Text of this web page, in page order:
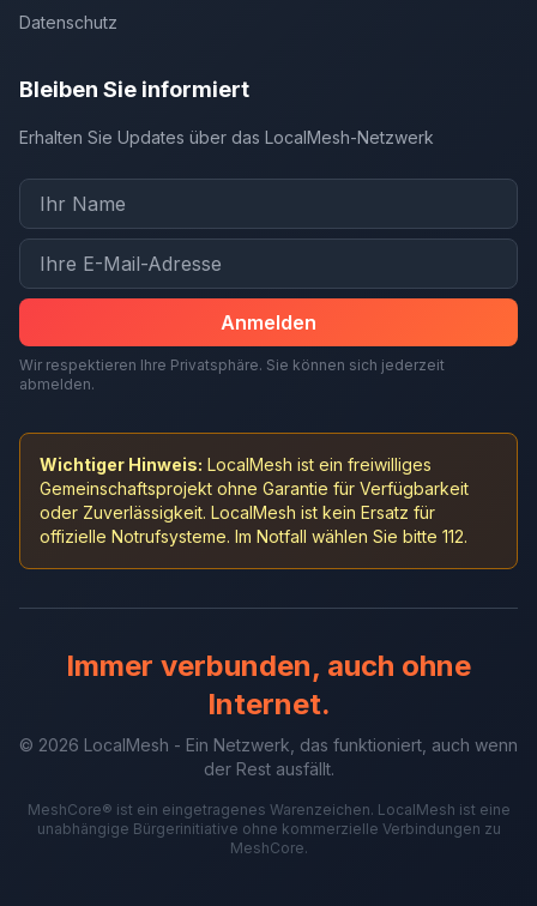
Datenschutz
Bleiben Sie informiert
Erhalten Sie Updates über das LocalMesh-Netzwerk
Anmelden
Wir respektieren Ihre Privatsphäre. Sie können sich jederzeit
abmelden.
Wichtiger Hinweis: LocalMesh ist ein freiwilliges
Gemeinschaftsprojekt ohne Garantie für Verfügbarkeit
oder Zuverlässigkeit. LocalMesh ist kein Ersatz für
offizielle Notrufsysteme. Im Notfall wählen Sie bitte 112.
Immer verbunden, auch ohne
Internet.
© 2026 LocalMesh - Ein Netzwerk, das funktioniert, auch wenn
der Rest ausfällt.
MeshCore® ist ein eingetragenes Warenzeichen. LocalMesh ist eine
unabhängige Bürgerinitiative ohne kommerzielle Verbindungen zu
MeshCore.